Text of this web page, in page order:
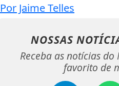
Por Jaime Telles
NOSSAS
Receba as notícias
favorito de